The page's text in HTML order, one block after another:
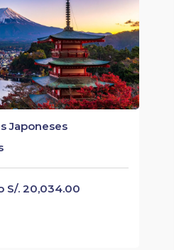
Japoneses
S/. 20,034.00